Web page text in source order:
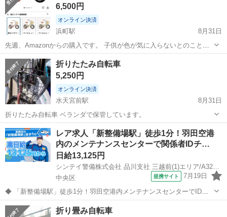
6,500円
オンライン決済
浜町駅
8月31日
先週、Amazonからの購入です。 子供が色が気に入らないとのことで
のお譲りです。 開封したのみで新品です。
東京 中央区 浜町駅 折りたたみ自転車
折りたたみ自転車
5,250円
オンライン決済
水天宮前駅
8月31日
折りたたみ自転車 ベランダで保管しています。
東京 中央区 水天宮前駅 折りたたみ自転車 折りたたみ
レア求人「新整備場駅」徒歩1分！羽田空港
内のメンテナンスセンターで関係者IDチ…
日給13,125円
シンテイ警備株式会社 品川支社 三越前(1)エリア/A3203200147
中央区
提携サイト 7月19日
◆ 「新整備場駅」徒歩1分！羽田空港内メンテナンスセンターでIDチ
ェック等 ◆ 超レア案件！人気職種なのでお早めに♪ メンテナンスセン
ター関係者の 受付やIDチェック、案内業務をお任せします♪ 一般の方
東京 中央区 警備員
折り畳み自転車